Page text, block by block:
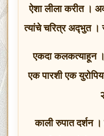
ऐशा लीला करीत ।
त्यांचे चरित्र अद्‍भुत ।
एकदा कलकत्याहून ।
एक पारशी एक
काली रुपात दर्शन ।